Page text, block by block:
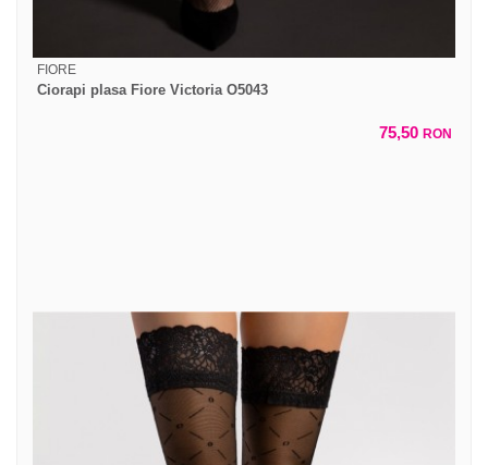
FIORE
Ciorapi plasa Fiore Victoria O5043
75,50 RON